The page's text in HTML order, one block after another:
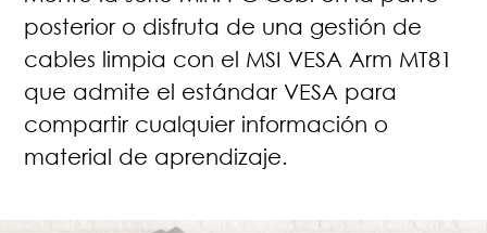
posterior o disfruta de una gestión de
cables limpia con el MSI VESA Arm MT81
que admite el estándar VESA para
compartir cualquier información o
material de aprendizaje.